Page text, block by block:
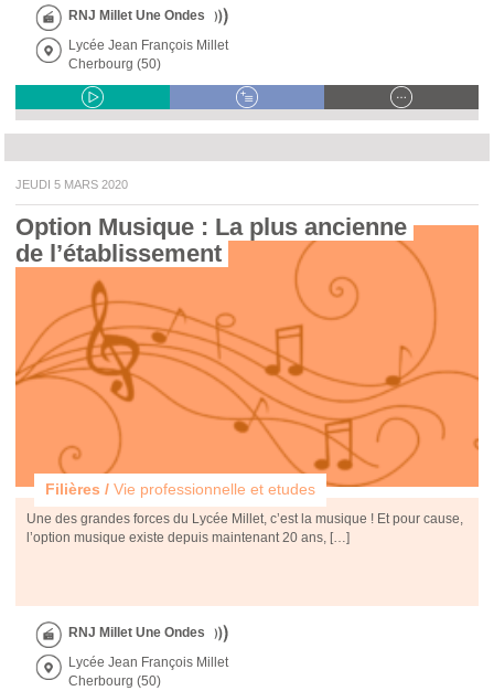
RNJ Millet Une Ondes
Lycée Jean François Millet
Cherbourg (50)
JEUDI 5 MARS 2020
Option Musique : La plus ancienne
de l’établissement
Filières / Vie professionnelle et etudes
Une des grandes forces du Lycée Millet, c’est la musique ! Et pour cause,
l’option musique existe depuis maintenant 20 ans, […]
RNJ Millet Une Ondes
Lycée Jean François Millet
Cherbourg (50)